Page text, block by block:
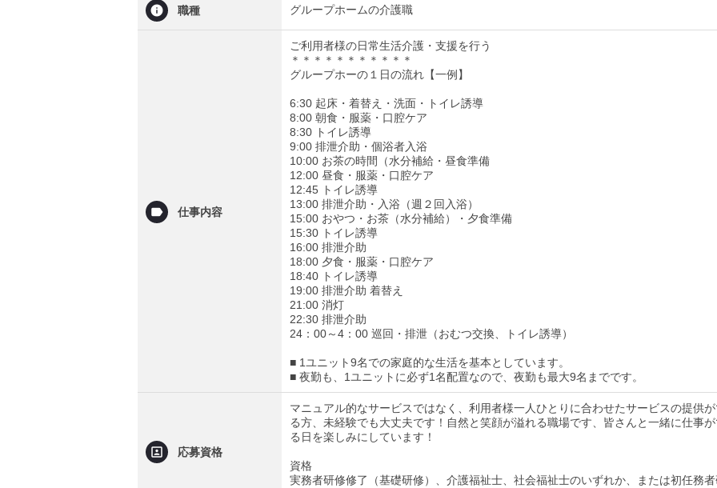
職種 グループホームの介護職
仕事内容
ご利用者様の日常生活介護・支援を行う
＊＊＊＊＊＊＊＊＊＊＊
グループホーの１日の流れ【一例】
6:30 起床・着替え・洗面・トイレ誘導
8:00 朝食・服薬・口腔ケア
8:30 トイレ誘導
9:00 排泄介助・個浴者入浴
10:00 お茶の時間（水分補給・昼食準備
12:00 昼食・服薬・口腔ケア
12:45 トイレ誘導
13:00 排泄介助・入浴（週２回入浴）
15:00 おやつ・お茶（水分補給）・夕食準備
15:30 トイレ誘導
16:00 排泄介助
18:00 夕食・服薬・口腔ケア
18:40 トイレ誘導
19:00 排泄介助 着替え
21:00 消灯
22:30 排泄介助
24：00～4：00 巡回・排泄（おむつ交換、トイレ誘導）
■ 1ユニット9名での家庭的な生活を基本としています。
■ 夜勤も、1ユニットに必ず1名配置なので、夜勤も最大9名までです。
応募資格
マニュアル的なサービスではなく、利用者様一人ひとりに合わせたサービスの提供
る方、未経験でも大丈夫です！自然と笑顔が溢れる職場です、皆さんと一緒に仕事
る日を楽しみにしています！
資格
実務者研修修了（基礎研修）、介護福祉士、社会福祉士のいずれか、または初任務